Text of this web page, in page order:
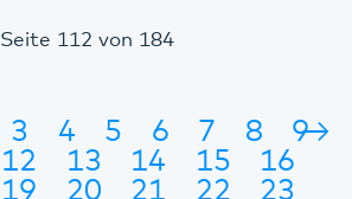
Seite 112 von 184
3 4 5 6 7 8
9
12 13 14 15
16
19 20 21 22
23
→